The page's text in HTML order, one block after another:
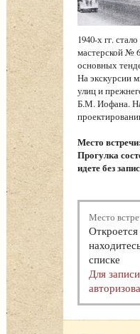
1940-х гг.
мастерской №
основных
На экскурсии
улиц и
Б.М. Иофана.
Место
Прогулка
идете без
Место
списке
Для